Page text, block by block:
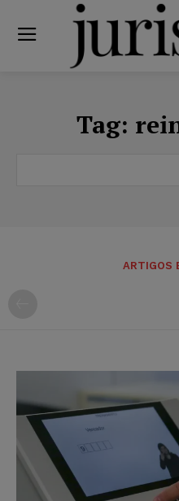
Tag:
ARTIGOS